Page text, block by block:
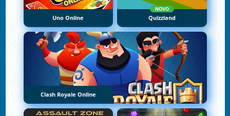
Uno Online
NOVO
Quizzland
Clash Royale Online